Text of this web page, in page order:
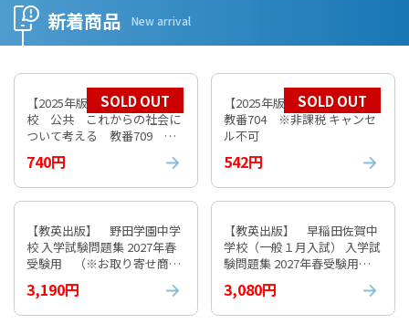
新着商品 New arrival
【2025年版】 数研 高等学
校 公共 これからの社会に
ついて考える 教番709 ※
非課税 キャンセル不可
740円
SOLD OUT
【2025年版】 数研 倫理
教番704 ※非課税 キャンセ
ル不可
542円
SOLD OUT
【教英出版】 野田学園中学
校 入学試験問題集 2027年春
受験用 （※お取り寄せ商
3,190円
【教英出版】 早稲田佐賀中
学校（一般１月入試） 入学試
験問題集 2027年春受験用
（※お取り寄せ商品）
3,080円